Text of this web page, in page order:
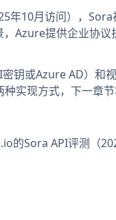
年10月访问），
Azure提供企业协议
钥或Azure AD）和
实现方式，下一章节
的Sora API评测（